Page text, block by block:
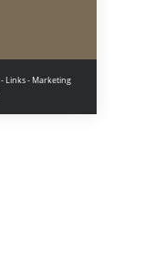
- Links- Marketing